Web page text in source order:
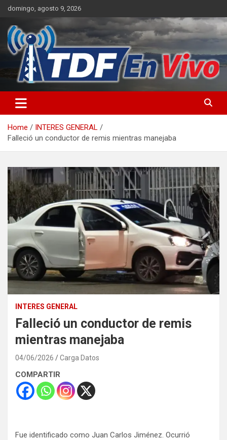
Skip
content
domingo, agosto 9, 2026
Home
INTERES GENERAL
Falleció un conductor de remis mientras manejaba
INTERES GENERAL
Falleció un conductor de remis
mientras manejaba
04/06/2026 Carga Datos
COMPARTIR
Fue identificado como Juan Carlos Jiménez. Ocurrió